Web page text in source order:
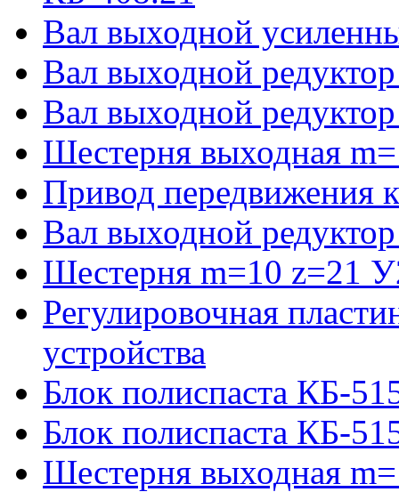
Вал выходной
Вал выходной
Вал выходной
Шестерня выходная
Привод передвижения
Вал выходной
Шестерня m=10 z=21
Регулировочная
устройства
Блок полиспаста КБ-
Блок полиспаста КБ-
Шестерня выходная